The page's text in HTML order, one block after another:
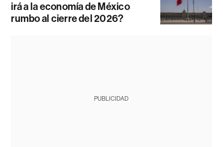
irá a la economía de México
rumbo al cierre del 2026?
PUBLICIDAD